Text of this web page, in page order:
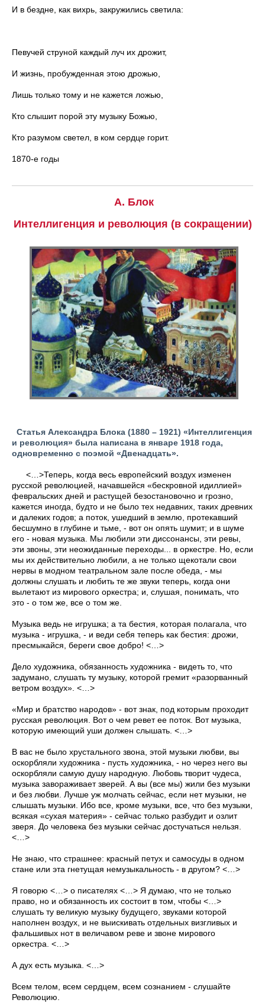
И в бездне, как вихрь, закружились светила:
Певучей струной каждый луч их дрожит,
И жизнь, пробужденная этою дрожью,
Лишь только тому и не кажется ложью,
Кто слышит порой эту музыку Божью,
Кто разумом светел, в ком сердце горит.
1870-е годы
А. Блок
Интеллигенция и революция (в сокращении)
Статья Александра Блока (1880 – 1921) «Интеллигенция
и революция» была написана в январе 1918 года,
одновременно с поэмой «Двенадцать».
<…>Теперь, когда весь европейский воздух изменен
русской революцией, начавшейся «бескровной идиллией»
февральских дней и растущей безостановочно и грозно,
кажется иногда, будто и не было тех недавних, таких древних
и далеких годов; а поток, ушедший в землю, протекавший
бесшумно в глубине и тьме, - вот он опять шумит; и в шуме
его - новая музыка. Мы любили эти диссонансы, эти ревы,
эти звоны, эти неожиданные переходы... в оркестре. Но, если
мы их действительно любили, а не только щекотали свои
нервы в модном театральном зале после обеда, - мы
должны слушать и любить те же звуки теперь, когда они
вылетают из ми­рового оркестра; и, слушая, понимать, что
это - о том же, все о том же.
Музыка ведь не игрушка; а та бестия, которая полагала, что
музыка - игрушка, - и веди себя теперь как бестия: дрожи,
пресмыкайся, береги свое добро! <…>
Дело художника, обязанность художника - видеть то, что
задумано, слушать ту музыку, которой гремит «разорванный
ветром воздух». <…>
«Мир и братство народов» - вот знак, под которым проходит
русская революция. Вот о чем ревет ее поток. Вот музыка,
которую имеющий уши должен слышать. <…>
В вас не было хрустального звона, этой музыки любви, вы
оскорбляли художника - пусть художника, - но через него вы
оскорбляли самую душу народную. Любовь творит чудеса,
музыка завораживает зверей. А вы (все мы) жили без музыки
и без любви. Лучше уж молчать сейчас, если нет музыки, не
слышать музыки. Ибо все, кроме музыки, все, что без музыки,
всякая «сухая материя» - сейчас только разбудит и озлит
зверя. До человека без музыки сейчас достучаться нельзя.
<…>
Не знаю, что страшнее: красный петух и самосуды в одном
стане или эта гнетущая немузыкальность - в другом? <…>
Я говорю <…> о писателях <…> Я думаю, что не только
право, но и обязанность их состоит в том, чтобы <…>
слушать ту великую музыку будущего, звуками которой
наполнен воздух, и не выискивать отдельных визгливых и
фальшивых нот в величавом реве и звоне мирового
оркестра. <…>
А дух есть музыка. <…>
Всем телом, всем сердцем, всем сознанием - слушайте
Революцию.